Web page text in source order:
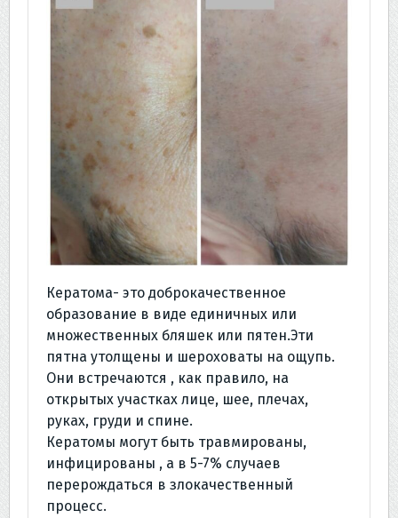
Кератома- это доброкачественное
образование в виде единичных или
множественных бляшек или пятен.Эти
пятна утолщены и шероховаты на ощупь.
Они встречаются , как правило, на
открытых участках лице, шее, плечах,
руках, груди и спине.
Кератомы могут быть травмированы,
инфицированы , а в 5-7% случаев
перерождаться в злокачественный
процесс.